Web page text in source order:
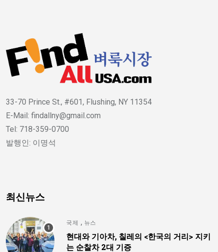
33-70 Prince St., #601, Flushing, NY 11354
E-Mail: findallny@gmail.com
Tel: 718-359-0700
발행인: 이명석
최신뉴스
국제 , 뉴스
현대와 기아차, 칠레의 <한국의 거리> 지키
는 순찰차 2대 기증